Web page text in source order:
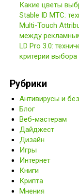
Какие цветы
Stable ID МТС:
Multi-Touch
между
LD Pro 3.0:
критерии выбора
Рубрики
Антивирусы и
Блог
Веб-мастерам
Дайджест
Дизайн
Игры
Интернет
Книги
Крипта
Мнения